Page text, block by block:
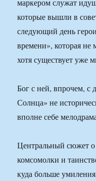
маркером служат
которые вышли в
следующий день
времени», которая не
хотя существует уже
Бог с ней, впрочем, с
Солнца» не
вполне себе
Центральный сюжет
комсомолки и
куда больше